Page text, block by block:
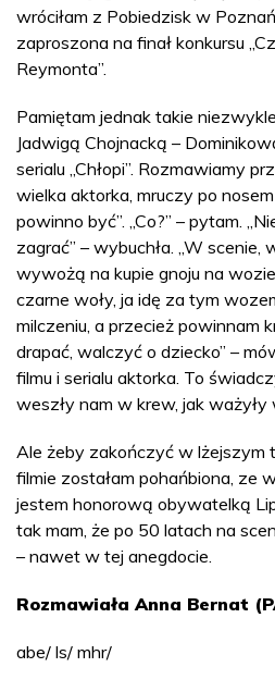
wróciłam z Pobiedzisk w
zaproszona na finał konkursu
Reymonta”.
Pamiętam jednak takie
Jadwigą Chojnacką –
serialu „Chłopi”. Rozmawiamy
wielka aktorka, mruczy po
powinno być”. „Co?” – pytam.
zagrać” – wybuchła. „W scenie,
wywożą na kupie gnoju na
czarne woły, ja idę za tym
milczeniu, a przecież powinnam
drapać, walczyć o dziecko” –
filmu i serialu aktorka. To
weszły nam w krew, jak ważyły
Ale żeby zakończyć w lżejszym
filmie zostałam pohańbiona, ze
jestem honorową obywatelką
tak mam, że po 50 latach na
– nawet w tej anegdocie.
Rozmawiała Anna Bernat
abe/ ls/ mhr/